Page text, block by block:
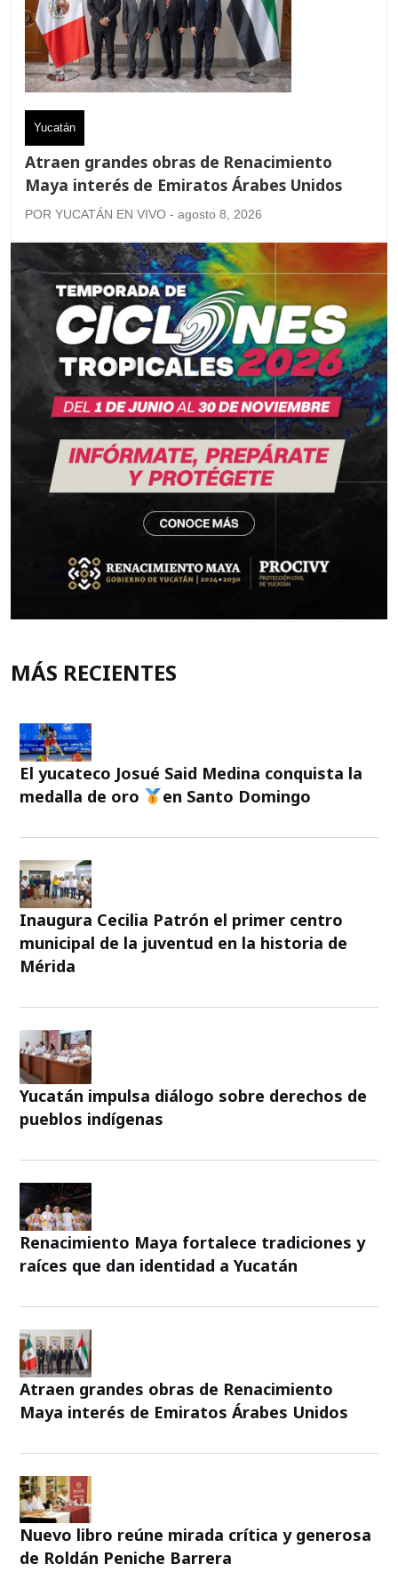
Yucatán
Atraen grandes obras de Renacimiento
Maya interés de Emiratos Árabes Unidos
POR YUCATÁN EN VIVO - agosto 8, 2026
MÁS RECIENTES
El yucateco Josué Said Medina conquista la
medalla de oro
en Santo Domingo
Inaugura Cecilia Patrón el primer centro
municipal de la juventud en la historia de
Mérida
Yucatán impulsa diálogo sobre derechos de
pueblos indígenas
Renacimiento Maya fortalece tradiciones y
raíces que dan identidad a Yucatán
Atraen grandes obras de Renacimiento
Maya interés de Emiratos Árabes Unidos
Nuevo libro reúne mirada crítica y generosa
de Roldán Peniche Barrera